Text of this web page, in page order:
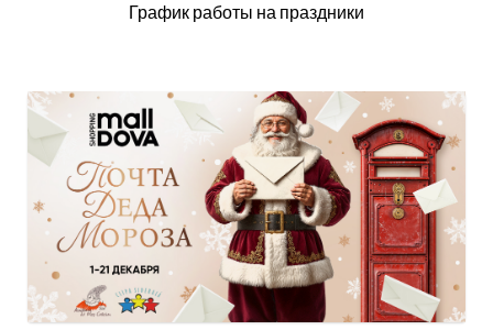
График работы на праздники